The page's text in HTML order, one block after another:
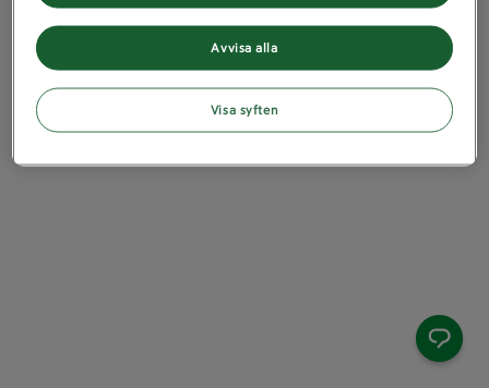
Avvisa alla
Visa syften